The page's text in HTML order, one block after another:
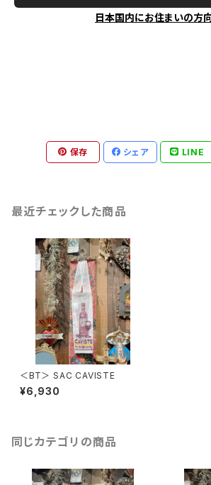
日本国内にお住まいの方
保存 シェア LINE
最近チェックした商品
＜BT＞ SAC CAVISTE
¥6,930
同じカテゴリの商品